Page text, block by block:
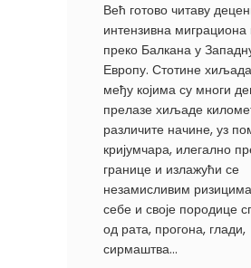
Већ готово читаву
интензивна
преко Балкана у
Европу. Стотине
међу којима су многи
прелазе хиљаде
различите начине, уз
кријумчара, илегално
границе и излажући се
незамисливим
себе и своје породице
од рата, прогона, глади,
сирмаштва…